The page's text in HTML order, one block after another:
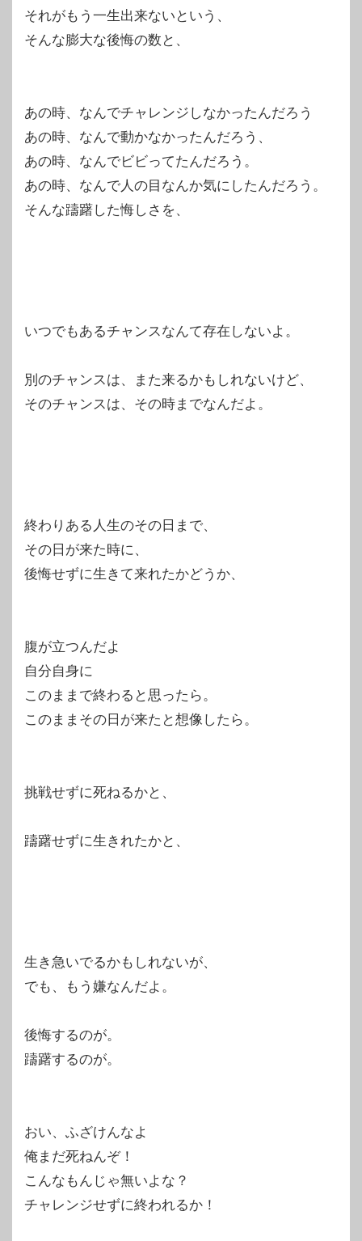
それがもう一生出来ないという、
そんな膨大な後悔の数と、
あの時、なんでチャレンジしなかったんだろう
あの時、なんで動かなかったんだろう、
あの時、なんでビビってたんだろう。
あの時、なんで人の目なんか気にしたんだろう。
そんな躊躇した悔しさを、
いつでもあるチャンスなんて存在しないよ。
別のチャンスは、また来るかもしれないけど、
そのチャンスは、その時までなんだよ。
終わりある人生のその日まで、
その日が来た時に、
後悔せずに生きて来れたかどうか、
腹が立つんだよ
自分自身に
このままで終わると思ったら。
このままその日が来たと想像したら。
挑戦せずに死ねるかと、
躊躇せずに生きれたかと、
生き急いでるかもしれないが、
でも、もう嫌なんだよ。
後悔するのが。
躊躇するのが。
おい、ふざけんなよ
俺まだ死ねんぞ！
こんなもんじゃ無いよな？
チャレンジせずに終われるか！